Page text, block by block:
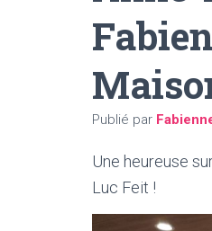
Publié par
Une heureuse
Luc Feit !